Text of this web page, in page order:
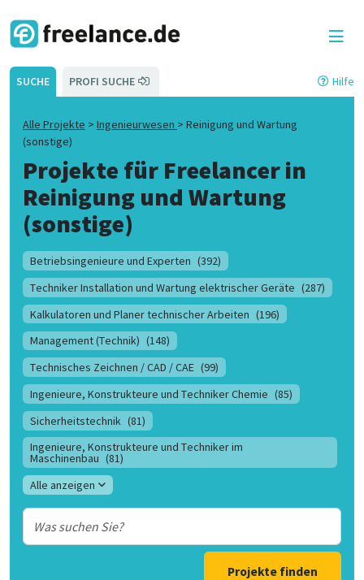
SUCHE PROFI SUCHE Hilfe
Alle Projekte > Ingenieurwesen > Reinigung und Wartung
(sonstige)
Projekte für Freelancer in
Reinigung und Wartung
(sonstige)
Betriebsingenieure und Experten (392)
Techniker Installation und Wartung elektrischer Geräte (287)
Kalkulatoren und Planer technischer Arbeiten (196)
Management (Technik) (148)
Technisches Zeichnen / CAD / CAE (99)
Ingenieure, Konstrukteure und Techniker Chemie (85)
Sicherheitstechnik (81)
Ingenieure, Konstrukteure und Techniker im
Maschinenbau (81)
Alle anzeigen
Projekte finden